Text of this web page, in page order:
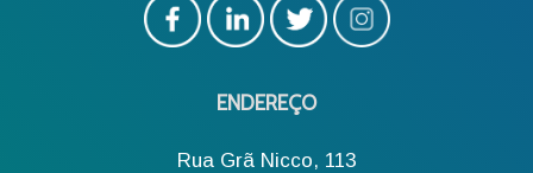
ENDEREÇO
Rua Grã Nicco, 113